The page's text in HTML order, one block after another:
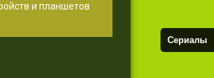
и планшетов
Сериалы